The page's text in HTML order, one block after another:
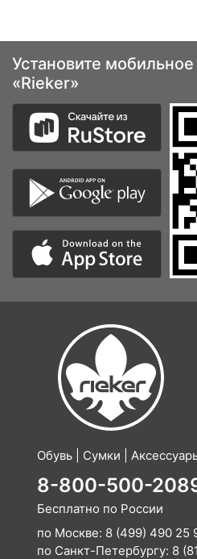
Установите
«Rieker»
Обувь | Сумки |
8-800-500-
Бесплатно по России
по Москве: 8 (499) 490 25
по Санкт-Петербургу: 8